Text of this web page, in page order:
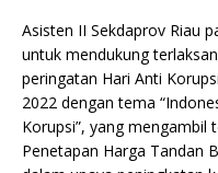
Asisten II Sekdaprov Riau
untuk mendukung
peringatan Hari Anti
2022 dengan tema
Korupsi”, yang mengambil
Penetapan Harga Tandan